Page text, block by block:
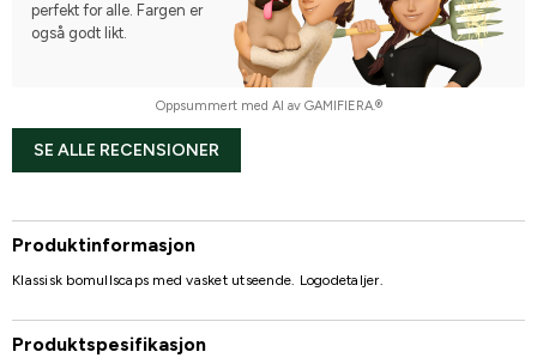
perfekt for alle. Fargen er
også godt likt.
Oppsummert med AI av GAMIFIERA.®
SE ALLE RECENSIONER
Produktinformasjon
Klassisk bomullscaps med vasket utseende. Logodetaljer.
Produktspesifikasjon